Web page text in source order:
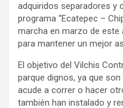
adquiridos separadores y
programa “Ecatepec –
marcha en marzo de este
para mantener un mejor
El objetivo del Vilchis
parque dignos, ya que
acude a correr o hacer
también han instalado y